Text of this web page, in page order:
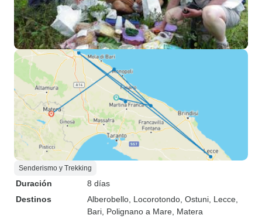
Senderismo y Trekking
Duración
8 días
Destinos
Alberobello , Locorotondo , Ostuni , Lecce
Bari , Polignano a Mare , Matera